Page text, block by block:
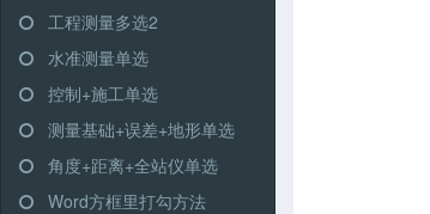
工程测量多选2
水准测量单选
控制+施工单选
测量基础+误差+地形单选
角度+距离+全站仪单选
Word方框里打勾方法